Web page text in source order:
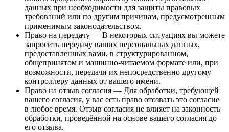
данных при необходимости для защиты правовых
требований или по другим причинам, предусмотренным
применимым законодательством.
Право на передачу — В некоторых ситуациях вы можете
запросить передачу ваших персональных данных,
предоставленных вами, в структурированном,
общепринятом и машинно-читаемом формате или, при
возможности, передачи их непосредственно другому
контроллеру данных от вашего имени.
Право на отзыв согласия — Для обработки, требующей
вашего согласия, у вас есть право отозвать это согласие
в любое время. Отзыв согласия не влияет на законность
обработки, проведённой на основе вашего согласия до
его отзыва.